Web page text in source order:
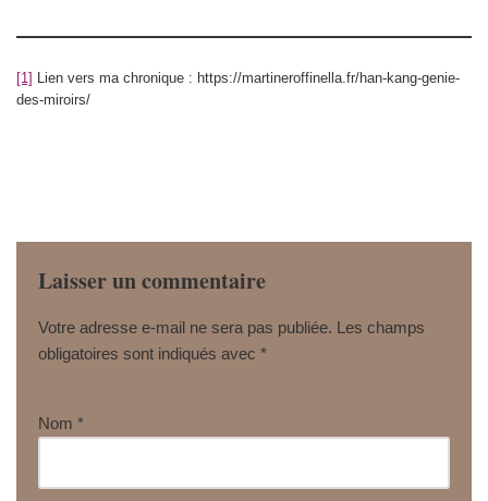
[1] Lien vers ma chronique : https://martineroffinella.fr/han-kang-genie-
des-miroirs/
Laisser un commentaire
Votre adresse e-mail ne sera pas publiée. Les champs
obligatoires sont indiqués avec *
Nom *